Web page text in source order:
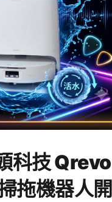
科技 Qrevo
拖機器人